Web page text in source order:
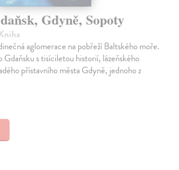
Gdyně, Sopoty
aglomerace na pobřeží Baltského moře.
Gdaňsku s tisíciletou historií, lázeňského
přístavního města Gdyně, jednoho z